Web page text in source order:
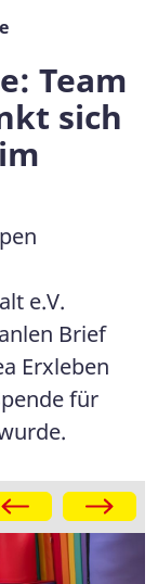
Team
sich
e.V.
Brief
Erxleben
für